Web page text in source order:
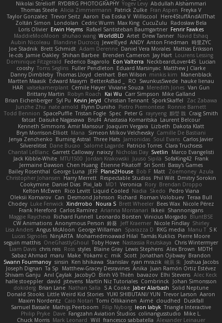
Nikolai Strelioff RYDBRG PHOTOGRAPHY Yogev Levy Abdullah Alshammari
Thomas Steele Alicia Zimmermann Patrick Zulke Fran Aspen Freyka V
Taylor Gonzalez Trevor Seitz Aaron Eva Eoska V Williscool
Here4StuffAndAllThat
Zoltán Simon
Londolan Cedric Wurm Max King CucuZulu
Radosław Bela
Loris Olivier Erwin Heyms Rafael Santisteban Baumgartner Fenrir Fawkes
MaddieMooMoon shuhao wang WorldBLD Artet Drew Tanner Navid Eshaq
Aubin Nicoleau
Blandine Ducrocq JewelEyed ANDY Anton Friedman 時里ZYC
Joe Stadnik Brett Schmidt Adam Derenne Daniel Vera Morales Mattias Eriksson
le-cds Jamie Oakley Shihan Barbee Brenden Cameron Jay Hart Lourens Lessing
Dominique Fitzgerald Federico Bagarolo Eon Valterra NeckbeardLover445 Lucian
cooshy Toms Seglins Fuller Pendleton Eduard Marsinyac Matthew J Clarke
Danny Dimbleby Thomas Lloyd clenhart Ben Wilson minkis kim
Manenblack
Martten Maasik Edward Maxym BetterAsBad _ RO SwunkusSwede hauke lienau
HAR valsekamerplant Cemile Høyer Viviane Souza Meredith Jones Van Gun
Brittany Martin Robyn Roach Kai Wu Carr Simpson Mike Galland
Brian Eichenberger Syl Pu Kevin Jeryd Christian Tennant SporkSkaffel
Zac Zabawa
Junzhe Zhu nate arnold Flynn Duniho Pietro Piemontese Ronnie Barnett
Todd Bennion SpacePuffle Tristan Fogle Spec Peter G rayryeng 鸝瑩 魏 Craig Smith
fatcat Daisuke Nagasawa Bruf4 Anastasia Komaritska Laurent Belcour
Kenneth Simmons Amir Mansour Joaquim Vergara Lizbeth Dakota Klatt
Bryn Morrison-Elliott Mana Simeon Milkov Velchevsky Camille De Bastiani
Jenya Zenchenko Burning Astral Three Hats Jamonidas Soul Evans Carlos Javier
Silverelitist Dane Bucao Salomé Lagarde Patricio Torres Clara Truchsess
Chantal LeBlanc Garrett Calloway nøixzy Nicholas Day Svetlin
Marco Evangelisti
Jack Kibble-White MTU1500 Jordan Krakowski Juuso Sipilä SofaKing42 Frank
Jermaine Dawson Chen Huang Étienne Pikatoff Sri Sonti Bassy's Games
Bailey Rosenthal George Luna JEFF Plane2House Bob F Matt Zoemoney Azula
Christopher Johansen Harry Merrett Respectable Studios Phil Wilt Dmitry Sorokin
Cookymine Daniel Dias Pixi_lab MD1 Veronica Rory Brendan Droppo
Kelton McEwen
Rico Levitt Liquid Cooled Nadia Skedo
Pedro Viana
Oleksii Komarov Can Desmond Johnson Richard Roman Volobuev Teraa Bull
Chodey Luke Fenwick Xindrrobo Noura S Brett Wheeler Bees Wax Nicole Pérez
Frank Hereford Carlos Ramírez Arianna Montanari Ikkeii Shannonigans
Maggie Raycheva Richard Funnell Leonardo Borsten Vinicius Morgado BluntBSE
CW Animations Anonymous Person 鈴葵 Jeff Kraemer Nicole Findlay Shirley
Lisa Anders Angus McAloon George Willaman Sparazza D RKG media Manu T S K
Lucas Signoles NinjARTA Mohamedmoawad Hilal Tamás Kuklics Pierre Moore
seguin matthis OneGhastlyGhoul Toby Howe Nastassia Reutskaya Chris Wintermyer
Liam Davis chris reis Ross styles Blaine Gray Lewis Stephens Alex Brown MDTH
Sabaz Ahmad maru Make Yokami c: mik Scott Jonathan Ojibway Brandon
Swann Fourmanoy sinsin Ken Ishikawa Stanislav ryan mrazik 峻辰 朱
Joshua Jacobs
Joseph Dignan Ta Sp Matthew-Gracey Desravines Anika Juan Ramón Ortiz Estévez
Shivam Ganju Anıl Çaylak JacobyO Bình Võ Thiên bavazov Elhi Stevens Alec Keck
halle stoeppler david jstevens Martín Niz Tutoriales Combrinck Johan Simonsson
dokiderg Brian Lane Nathan Salla S A Cooke Jaber Alarbash Solid Neptune
Donald Stooks Little Weird Kid Stories YUKI SHIBUTANI/ YUN Trevor Larson Aaron
Maxim Nordentz
Caio Notari Tomi Ollikainen Aimé cloudhed
Duskfall
Samuel Bassale Mathijs Peerboom Filip Nyborg leon labyk Triangle Interactive
Philip Pryke Dave Fangzahn Aviation Studios colinangusstudio Mike L.
Chuck Morris Mark Leonard Will francesco sabbatella Alexander Leinauer